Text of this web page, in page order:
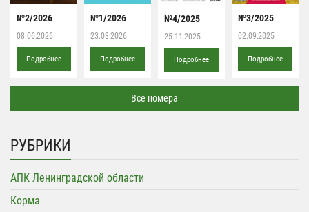
№2/2026
08.06.2026
Подробнее
№1/2026
23.03.2026
Подробнее
№4/2025
25.11.2025
Подробнее
№3/2025
02.09.2025
Подробнее
Все номера
РУБРИКИ
АПК Ленинградской области
Корма